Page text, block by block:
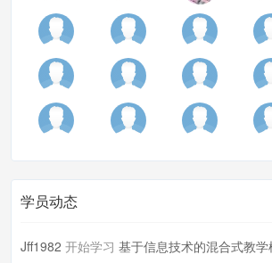
学员动态
Jff1982 开始学习 基于信息技术的混合式教学